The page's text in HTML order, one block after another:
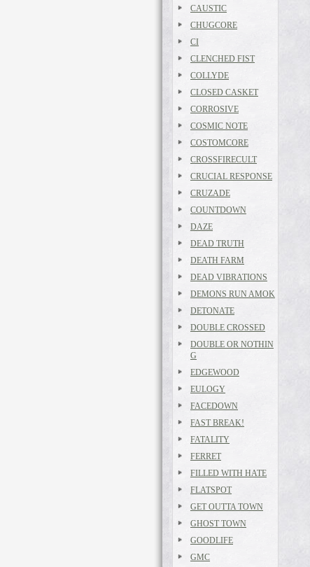
CAUSTIC
CHUGCORE
CI
CLENCHED FIST
COLLYDE
CLOSED CASKET
CORROSIVE
COSMIC NOTE
COSTOMCORE
CROSSFIRECULT
CRUCIAL RESPONSE
CRUZADE
COUNTDOWN
DAZE
DEAD TRUTH
DEATH FARM
DEAD VIBRATIONS
DEMONS RUN AMOK
DETONATE
DOUBLE CROSSED
DOUBLE OR NOTHIN
G
EDGEWOOD
EULOGY
FACEDOWN
FAST BREAK!
FATALITY
FERRET
FILLED WITH HATE
FLATSPOT
GET OUTTA TOWN
GHOST TOWN
GOODLIFE
GMC